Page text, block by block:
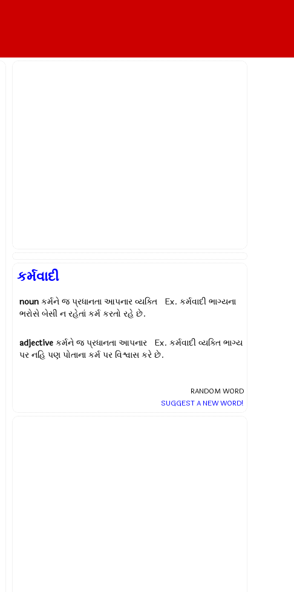
કર્મવાદી
nounકર્મને જ પ્રધાનતા આપનાર વ્યક્તિ Ex. કર્મવાદી ભાગ્યના
ભરોસે બેસી ન રહેતાં કર્મ કરતો રહે છે.
adjectiveકર્મને જ પ્રધાનતા આપનાર Ex. કર્મવાદી વ્યક્તિ ભાગ્ય
પર નહિ પણ પોતાના કર્મ પર વિશ્વાસ કરે છે.
RANDOM WORD
SUGGEST A NEW WORD!